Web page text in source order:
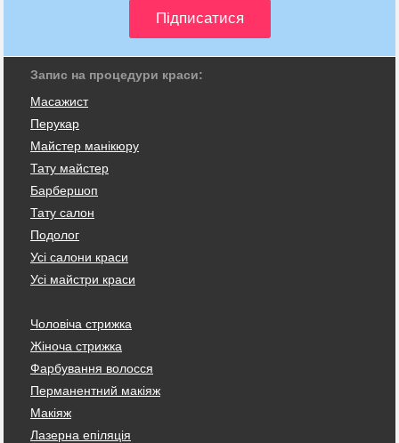
Запис на процедури краси:
Масажист
Перукар
Майстер манікюру
Тату майстер
Барбершоп
Тату салон
Подолог
Усі салони краси
Усі майстри краси
Чоловіча стрижка
Жіноча стрижка
Фарбування волосся
Перманентний макіяж
Макіяж
Лазерна епіляція